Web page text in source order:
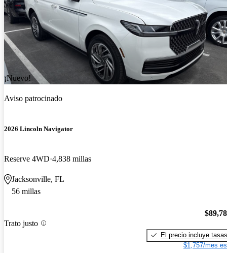
¡Nuevo!
Aviso patrocinado
2026 Lincoln Navigator
Reserve 4WD 4,838 millas
Jacksonville, FL
56 millas
Trato justo
El precio incluye tasas
$1,757/mes